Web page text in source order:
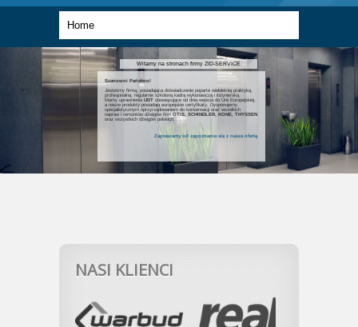
Witamy na stronach firmy ZID-SERVICE
Szanowni Państwo!
Jesteśmy firmą, posiadającą doświadczenie poparte wieloletnią praktyką,
profesjonalną, regularnie szkoloną kadrą wykonawczą i inżynierską.
Mamy uprawnieniaUDT obowiązujące od dnia wejścia do Unii Europejskiej,
a nasze produkty posiadają europejskie certyfikaty. Dysponujemy
specjalistycznym oprzyrządowaniem do konserwacji oraz wszelkich
napraw i remontów dźwigów firmOTIS, SCHINDLER, KONE, THYSSEN
oraz wszystkich dźwigów polskich.
Zapraszamy od zapoznania się z nasza ofertą
NASI KLIENCI